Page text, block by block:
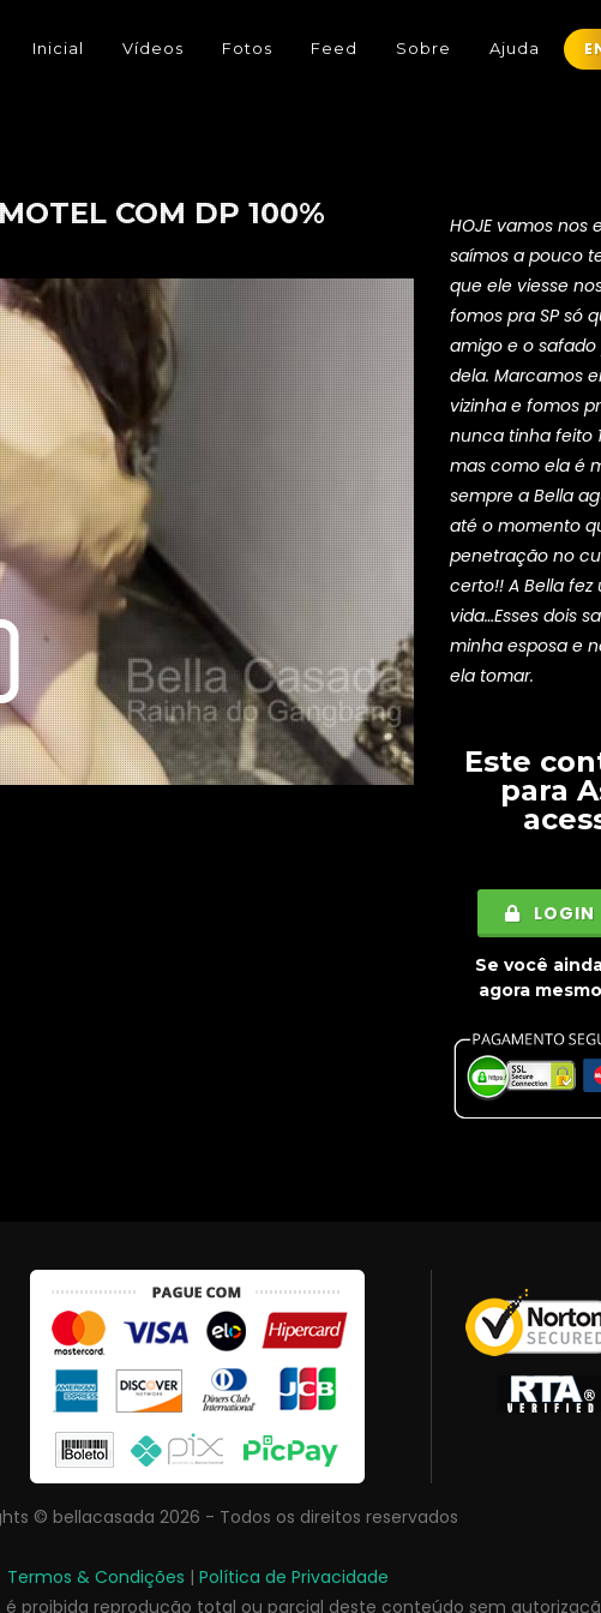
Inicial Vídeos Fotos Feed Sobre Ajuda
COM DP 100%
HOJE vamos
saímos a pouco
que ele viesse
fomos pra SP só
amigo e o
dela. Marcamos
vizinha e fomos
nunca tinha feito
mas como ela é
sempre a Bella
até o momento
penetração no
certo!! A Bella fez
vida…Esses dois
minha esposa e
ela tomar.
Este
para
LOGIN
Se você
agora
© bellacasada 2026 - Todos os direitos reservados
Termos & Condições | Política de Privacidade
proibida reprodução total ou parcial deste conteúdo sem